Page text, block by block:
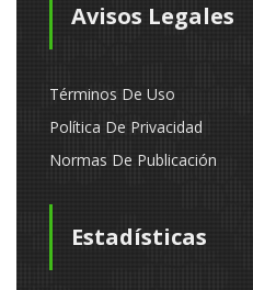
Avisos Legales
Términos De Uso
Política De Privacidad
Normas De Publicación
Estadísticas